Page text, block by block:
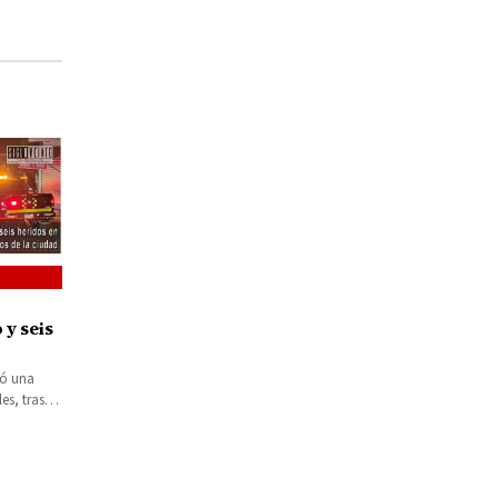
seis
en
una
tras
en